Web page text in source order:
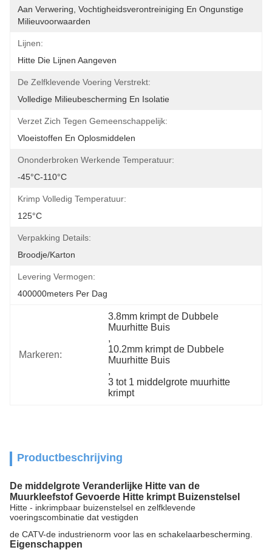
Aan Verwering, Vochtigheidsverontreiniging En Ongunstige
Milieuvoorwaarden
Lijnen:
Hitte Die Lijnen Aangeven
De Zelfklevende Voering Verstrekt:
Volledige Milieubescherming En Isolatie
Verzet Zich Tegen Gemeenschappelijk:
Vloeistoffen En Oplosmiddelen
Ononderbroken Werkende Temperatuur:
-45°C-110°C
Krimp Volledig Temperatuur:
125°C
Verpakking Details:
Broodje/Karton
Levering Vermogen:
400000meters Per Dag
Markeren:
3.8mm krimpt de Dubbele
Muurhitte Buis
,
10.2mm krimpt de Dubbele
Muurhitte Buis
,
3 tot 1 middelgrote muurhitte
krimpt
Productbeschrijving
De middelgrote Veranderlijke Hitte van de
Muurkleefstof Gevoerde Hitte krimpt Buizenstelsel
Hitte - inkrimpbaar buizenstelsel en zelfklevende
voeringscombinatie dat vestigden
de CATV-de industrienorm voor las en schakelaarbescherming.
Eigenschappen